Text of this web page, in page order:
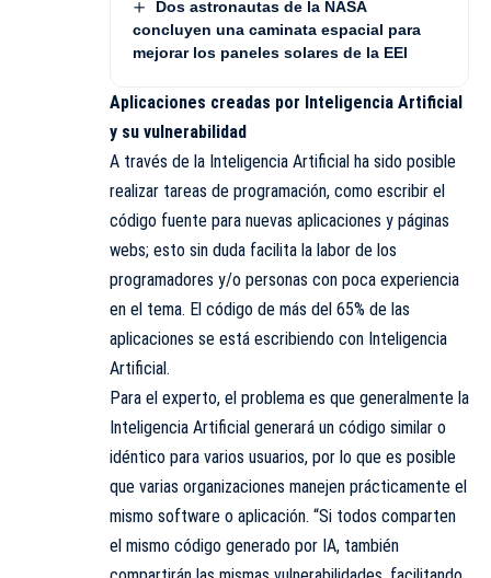
Dos astronautas de la NASA
concluyen una caminata espacial para
mejorar los paneles solares de la EEI
Aplicaciones creadas por Inteligencia Artificial
y su vulnerabilidad
A través de la Inteligencia Artificial ha sido posible
realizar tareas de programación, como escribir el
código fuente para nuevas aplicaciones y páginas
webs; esto sin duda facilita la labor de los
programadores y/o personas con poca experiencia
en el tema. El código de más del 65% de las
aplicaciones se está escribiendo con Inteligencia
Artificial.
Para el experto, el problema es que generalmente la
Inteligencia Artificial generará un código similar o
idéntico para varios usuarios, por lo que es posible
que varias organizaciones manejen prácticamente el
mismo software o aplicación. “Si todos comparten
el mismo código generado por IA, también